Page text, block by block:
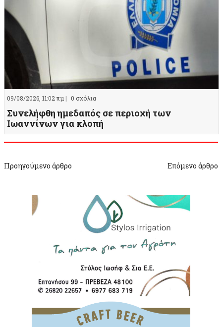
09/08/2026, 11:02 πμ | 0 σχόλια
Συνελήφθη ημεδαπός σε περιοχή των
Ιωαννίνων για κλοπή
Προηγούμενο άρθρο Επόμενο άρθρο